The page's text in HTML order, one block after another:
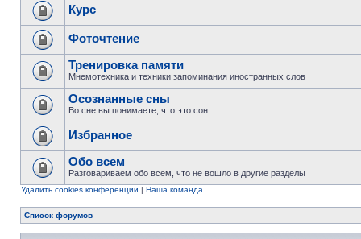
Курс
Фоточтение
Тренировка памяти
Мнемотехника и техники запоминания иностранных слов
Осознанные сны
Во сне вы понимаете, что это сон...
Избранное
Обо всем
Разговариваем обо всем, что не вошло в другие разделы
Удалить cookies конференции | Наша команда
Список форумов